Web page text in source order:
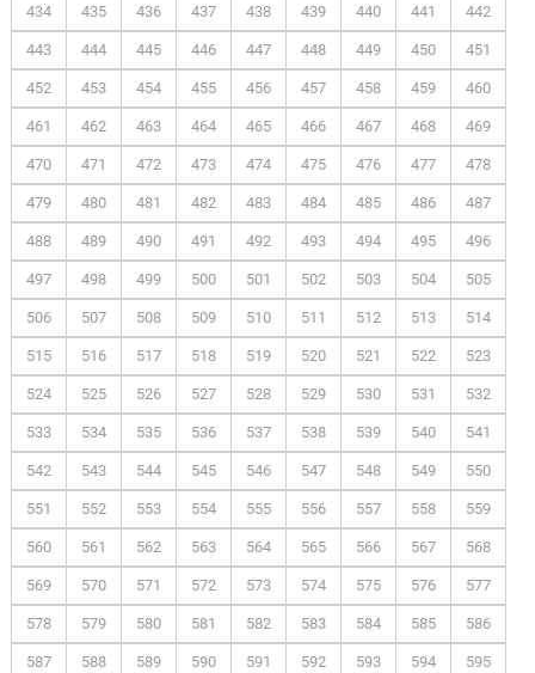
434 435 436 437 438 439 440 441 442
443 444 445 446 447 448 449 450 451
452 453 454 455 456 457 458 459 460
461 462 463 464 465 466 467 468 469
470 471 472 473 474 475 476 477 478
479 480 481 482 483 484 485 486 487
488 489 490 491 492 493 494 495 496
497 498 499 500 501 502 503 504 505
506 507 508 509 510 511 512 513 514
515 516 517 518 519 520 521 522 523
524 525 526 527 528 529 530 531 532
533 534 535 536 537 538 539 540 541
542 543 544 545 546 547 548 549 550
551 552 553 554 555 556 557 558 559
560 561 562 563 564 565 566 567 568
569 570 571 572 573 574 575 576 577
578 579 580 581 582 583 584 585 586
587 588 589 590 591 592 593 594 595